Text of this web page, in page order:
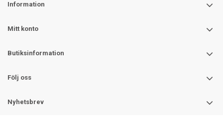
Information
Mitt konto
Butiksinformation
Följ oss
Nyhetsbrev